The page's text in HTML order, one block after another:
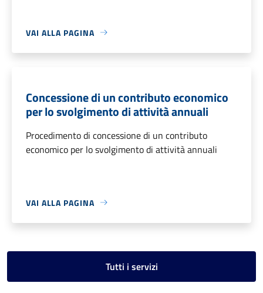
VAI ALLA PAGINA
Concessione di un contributo economico
per lo svolgimento di attività annuali
Procedimento di concessione di un contributo
economico per lo svolgimento di attività annuali
VAI ALLA PAGINA
Tutti i servizi